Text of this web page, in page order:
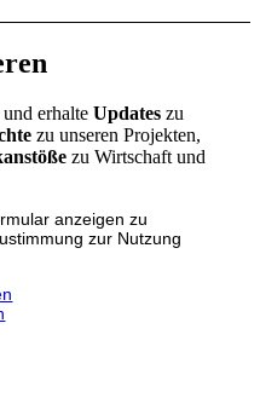
und erhalteUpdates zu
zu unseren Projekten,
zu Wirtschaft und
anzeigen zu
zur Nutzung